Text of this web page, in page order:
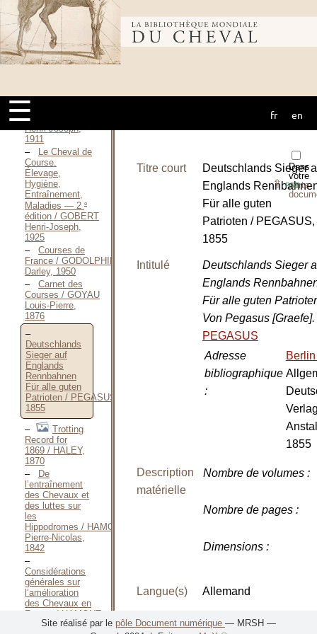
Bibliothèque
mondiale du
cheval
☰ fr en
Racing Life,
Racing Tales,
etc. / GLOVER
Joseph, 1884
Le
Cheval de
Hygiène,
Entraînement,
Maladies / GOBERT
Henri-Joseph,
1911
Le Cheval de
Course.
Élevage,
Hygiène,
Entraînement,
Maladies — 2 e
édition / GOBERT
Henri-Joseph,
1925
Courses de
France / GODOLPHIN
Darley, 1950
Carnet des
Courses / GOYAU
Louis-Pierre,
1876
Deutschlands
Sieger auf
Englands
Rennbahnen
Für alle guten
Patrioten / PEGASUS,
1855
Trotting
Record for
1869 / HALEY,
1870
De
l’entraînement
des Chevaux et
des luttes sur
les
Hippodromes / HAMONT
Pierre-Nicolas,
1842
Considérations
générales sur
l’amélioration
des Chevaux en
France / HAMONT
Pierre-Nicolas,
Dans
votre
porte-
⇪PDF
Titre court
Deutschlands Sieger
Englands
Für alle guten
Patrioten / PEGASUS,
1855
Intitulé
Deutschlands Sieger
Englands
Für alle guten
Von Pegasus [Graefe].
PEGASUS
Adresse
bibliographique
:
1855
Description
matérielle
Nombre de volumes:
Nombre de pages:
Dimensions:
Langue(s) Allemand
Notes
Site réalisé par le pôle Document numérique — MRSH —